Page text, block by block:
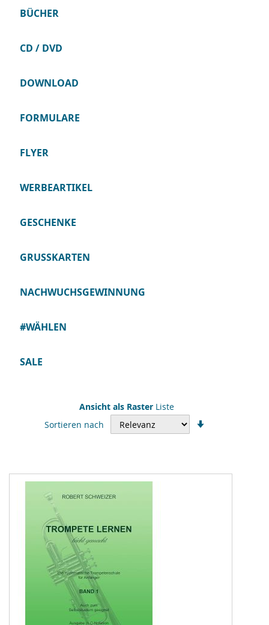
Ansicht als Raster Liste
Sortieren nach
BÜCHER
CD / DVD
DOWNLOAD
FORMULARE
FLYER
WERBEARTIKEL
GESCHENKE
GRUSSKARTEN
NACHWUCHSGEWINNUNG
#WÄHLEN
SALE